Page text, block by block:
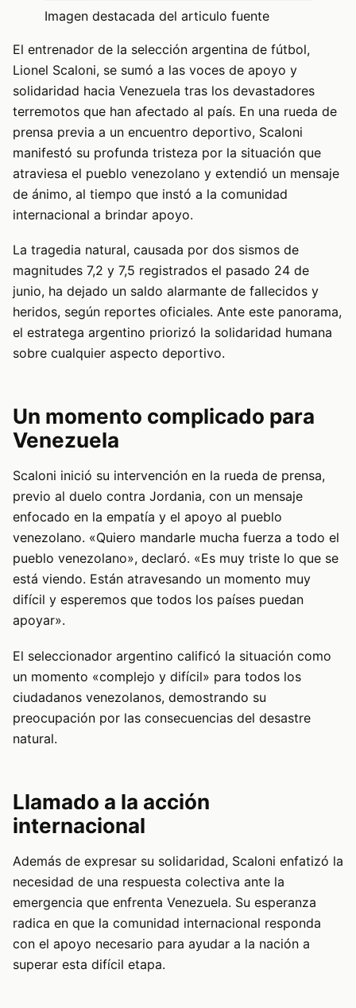
Imagen destacada del articulo fuente
El entrenador de la selección argentina de fútbol,
Lionel Scaloni, se sumó a las voces de apoyo y
solidaridad hacia Venezuela tras los devastadores
terremotos que han afectado al país. En una rueda de
prensa previa a un encuentro deportivo, Scaloni
manifestó su profunda tristeza por la situación que
atraviesa el pueblo venezolano y extendió un mensaje
de ánimo, al tiempo que instó a la comunidad
internacional a brindar apoyo.
La tragedia natural, causada por dos sismos de
magnitudes 7,2 y 7,5 registrados el pasado 24 de
junio, ha dejado un saldo alarmante de fallecidos y
heridos, según reportes oficiales. Ante este panorama,
el estratega argentino priorizó la solidaridad humana
sobre cualquier aspecto deportivo.
Un momento complicado para
Venezuela
Scaloni inició su intervención en la rueda de prensa,
previo al duelo contra Jordania, con un mensaje
enfocado en la empatía y el apoyo al pueblo
venezolano. «Quiero mandarle mucha fuerza a todo el
pueblo venezolano», declaró. «Es muy triste lo que se
está viendo. Están atravesando un momento muy
difícil y esperemos que todos los países puedan
apoyar».
El seleccionador argentino calificó la situación como
un momento «complejo y difícil» para todos los
ciudadanos venezolanos, demostrando su
preocupación por las consecuencias del desastre
natural.
Llamado a la acción
internacional
Además de expresar su solidaridad, Scaloni enfatizó la
necesidad de una respuesta colectiva ante la
emergencia que enfrenta Venezuela. Su esperanza
radica en que la comunidad internacional responda
con el apoyo necesario para ayudar a la nación a
superar esta difícil etapa.